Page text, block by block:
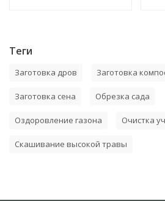
Теги
Заготовка дров Заготовка
Заготовка сена Обрезка сада
Оздоровление газона Очистка
Скашивание высокой травы